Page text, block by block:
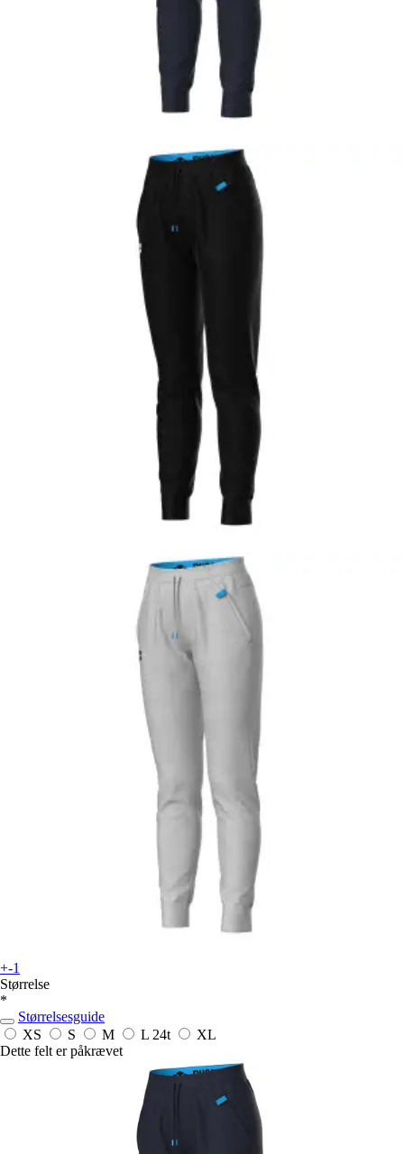
+-1
Størrelse
*
Størrelsesguide
XS
S M L 24t
XL
Dette felt er påkrævet